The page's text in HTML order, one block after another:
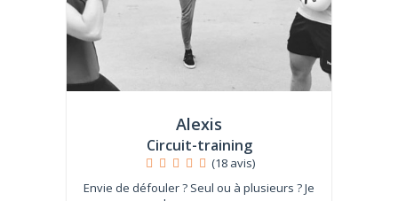
Alexis
Circuit-training
(18 avis)
Envie de défouler ? Seul ou à plusieurs ? Je